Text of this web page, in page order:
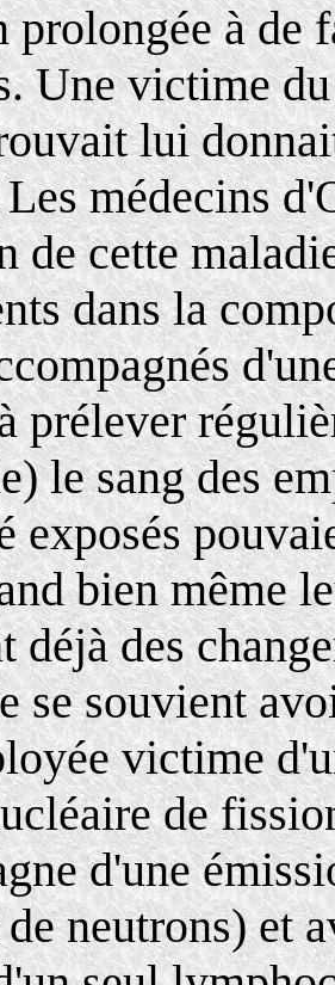
à de
Une victime
lui
médecins
de cette
dans la
prélever
le sang des
exposés
bien même
déjà des
se souvient
victime
de
d'une
neutrons) et